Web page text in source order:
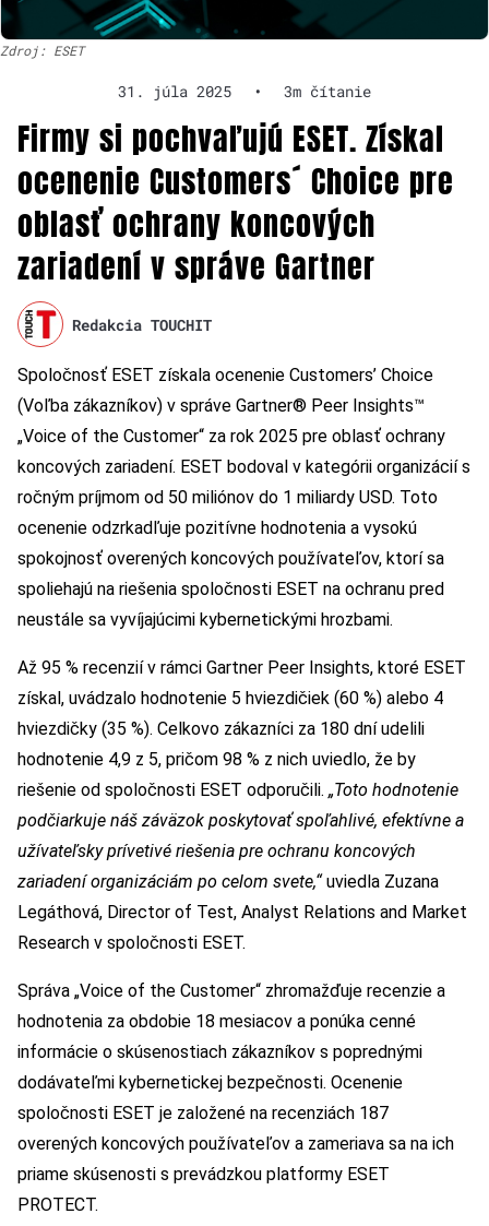
Zdroj: ESET
31. júla 2025 • 3m čítanie
Firmy si pochvaľujú ESET. Získal
ocenenie Customers´ Choice pre
oblasť ochrany koncových
zariadení v správe Gartner
Redakcia TOUCHIT
Spoločnosť ESET získala ocenenie Customers’ Choice
(Voľba zákazníkov) v správe Gartner® Peer Insights™
„Voice of the Customer“ za rok 2025 pre oblasť ochrany
koncových zariadení. ESET bodoval v kategórii organizácií s
ročným príjmom od 50 miliónov do 1 miliardy USD. Toto
ocenenie odzrkadľuje pozitívne hodnotenia a vysokú
spokojnosť overených koncových používateľov, ktorí sa
spoliehajú na riešenia spoločnosti ESET na ochranu pred
neustále sa vyvíjajúcimi kybernetickými hrozbami.
Až 95 % recenzií v rámci Gartner Peer Insights, ktoré ESET
získal, uvádzalo hodnotenie 5 hviezdičiek (60 %) alebo 4
hviezdičky (35 %). Celkovo zákazníci za 180 dní udelili
hodnotenie 4,9 z 5, pričom 98 % z nich uviedlo, že by
riešenie od spoločnosti ESET odporučili. „Toto hodnotenie
podčiarkuje náš záväzok poskytovať spoľahlivé, efektívne a
užívateľsky prívetivé riešenia pre ochranu koncových
zariadení organizáciám po celom svete,“ uviedla Zuzana
Legáthová, Director of Test, Analyst Relations and Market
Research v spoločnosti ESET.
Správa „Voice of the Customer“ zhromažďuje recenzie a
hodnotenia za obdobie 18 mesiacov a ponúka cenné
informácie o skúsenostiach zákazníkov s poprednými
dodávateľmi kybernetickej bezpečnosti. Ocenenie
spoločnosti ESET je založené na recenziách 187
overených koncových používateľov a zameriava sa na ich
priame skúsenosti s prevádzkou platformy ESET
PROTECT.